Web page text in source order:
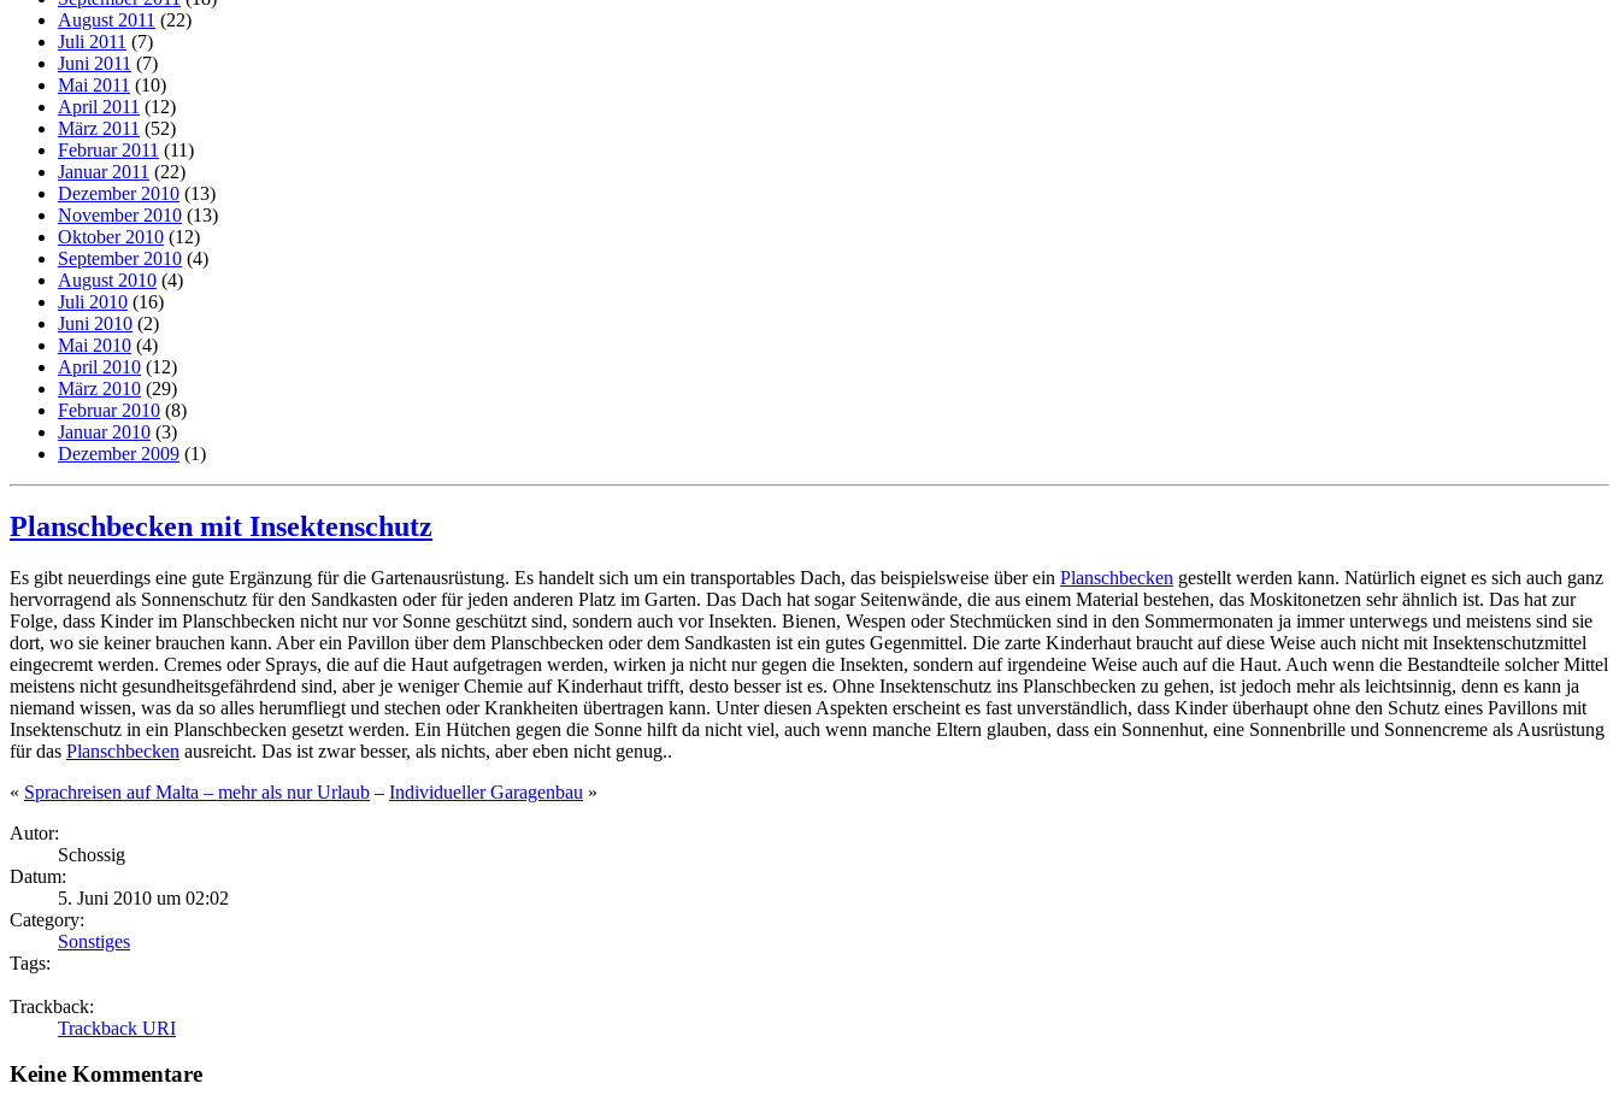
August 2011 (22)
Juli 2011 (7)
Juni 2011 (7)
Mai 2011 (10)
April 2011 (12)
März 2011 (52)
Februar 2011 (11)
Januar 2011 (22)
Dezember 2010 (13)
November 2010 (13)
Oktober 2010 (12)
September 2010 (4)
August 2010 (4)
Juli 2010 (16)
Juni 2010 (2)
Mai 2010 (4)
April 2010 (12)
März 2010 (29)
Februar 2010 (8)
Januar 2010 (3)
Dezember 2009 (1)
Planschbecken mit Insektenschutz
Es gibt neuerdings eine gute Ergänzung für die Gartenausrüstung. Es handelt sich um ein transportables Dach, das beispielsweise über ein Planschbecken gestellt werden kann. Natürlich eignet es sich auch ganz
hervorragend als Sonnenschutz für den Sandkasten oder für jeden anderen Platz im Garten. Das Dach hat sogar Seitenwände, die aus einem Material bestehen, das Moskitonetzen sehr ähnlich ist. Das hat zur
Folge, dass Kinder im Planschbecken nicht nur vor Sonne geschützt sind, sondern auch vor Insekten. Bienen, Wespen oder Stechmücken sind in den Sommermonaten ja immer unterwegs und meistens sind sie
dort, wo sie keiner brauchen kann. Aber ein Pavillon über dem Planschbecken oder dem Sandkasten ist ein gutes Gegenmittel. Die zarte Kinderhaut braucht auf diese Weise auch nicht mit Insektenschutzmittel
eingecremt werden. Cremes oder Sprays, die auf die Haut aufgetragen werden, wirken ja nicht nur gegen die Insekten, sondern auf irgendeine Weise auch auf die Haut. Auch wenn die Bestandteile solcher Mittel
meistens nicht gesundheitsgefährdend sind, aber je weniger Chemie auf Kinderhaut trifft, desto besser ist es. Ohne Insektenschutz ins Planschbecken zu gehen, ist jedoch mehr als leichtsinnig, denn es kann ja
niemand wissen, was da so alles herumfliegt und stechen oder Krankheiten übertragen kann. Unter diesen Aspekten erscheint es fast unverständlich, dass Kinder überhaupt ohne den Schutz eines Pavillons mit
Insektenschutz in ein Planschbecken gesetzt werden. Ein Hütchen gegen die Sonne hilft da nicht viel, auch wenn manche Eltern glauben, dass ein Sonnenhut, eine Sonnenbrille und Sonnencreme als Ausrüstung
für das Planschbecken ausreicht. Das ist zwar besser, als nichts, aber eben nicht genug..
« Sprachreisen auf Malta – mehr als nur Urlaub – Individueller Garagenbau »
Autor:
Schossig
Datum:
5. Juni 2010 um 02:02
Category:
Sonstiges
Tags:
Trackback:
Trackback URI
Keine Kommentare